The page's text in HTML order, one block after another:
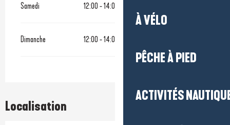
À VÉLO
PÊCHE À PIED
ACTIVITÉS
Samedi 12:00 - 14:00
Dimanche 12:00 - 14:00
Localisation